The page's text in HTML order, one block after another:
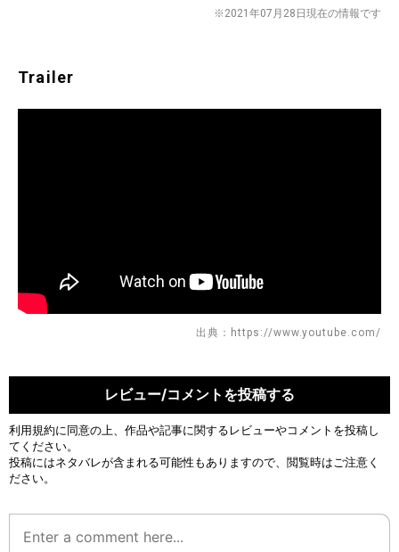
※2021年07月28日現在の情報です
Trailer
出典：https://www.youtube.com/
レビュー/コメントを投稿する
利用規約に同意の上、作品や記事に関するレビューやコメントを投稿し
てください。
投稿にはネタバレが含まれる可能性もありますので、閲覧時はご注意く
ださい。